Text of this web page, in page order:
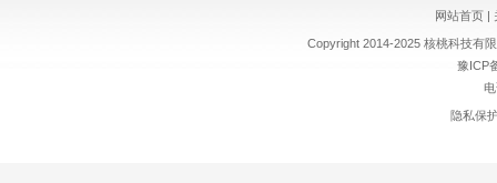
网站首页|
Copyright 2014-2025 核桃科技有
豫ICP
隐私保